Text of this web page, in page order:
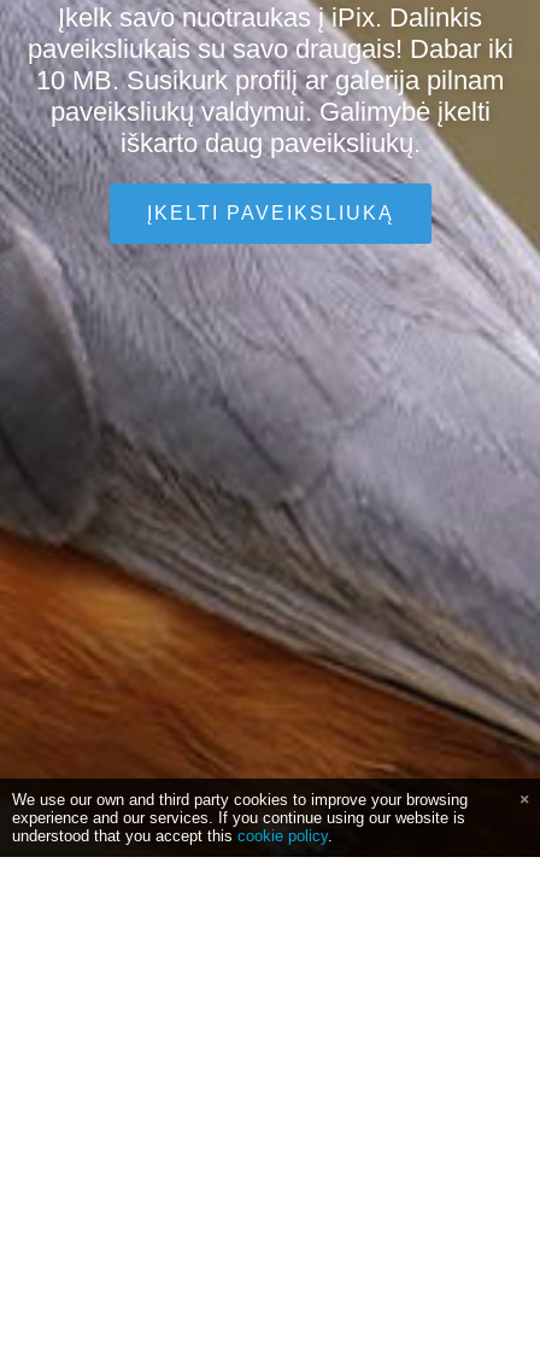
Įkelk savo nuotraukas į iPix. Dalinkis
paveiksliukais su savo draugais! Dabar iki
10 MB. Susikurk profilį ar galerija pilnam
paveiksliukų valdymui. Galimybė įkelti
iškarto daug paveiksliukų.
ĮKELTI PAVEIKSLIUKĄ
We use our own and third party cookies to improve your browsing
experience and our services. If you continue using our website is
understood that you accept this cookie policy.